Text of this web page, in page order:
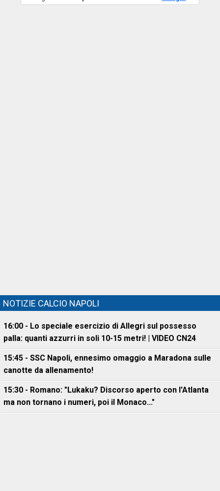
NOTIZIE CALCIO NAPOLI
16:00 - Lo speciale esercizio di Allegri sul possesso
palla: quanti azzurri in soli 10-15 metri! | VIDEO CN24
15:45 - SSC Napoli, ennesimo omaggio a Maradona sulle
canotte da allenamento!
15:30 - Romano: "Lukaku? Discorso aperto con l'Atlanta
ma non tornano i numeri, poi il Monaco..."